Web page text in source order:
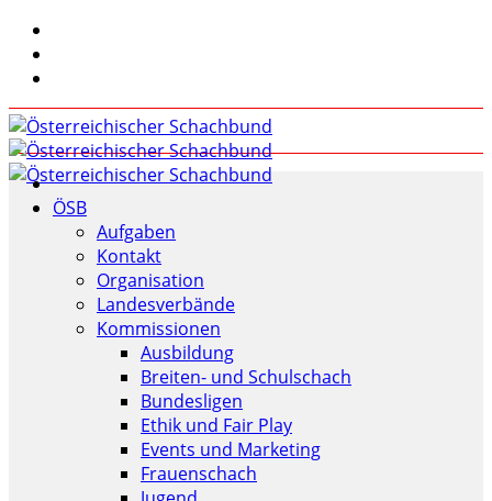
ÖSB
Aufgaben
Kontakt
Organisation
Landesverbände
Kommissionen
Ausbildung
Breiten- und Schulschach
Bundesligen
Ethik und Fair Play
Events und Marketing
Frauenschach